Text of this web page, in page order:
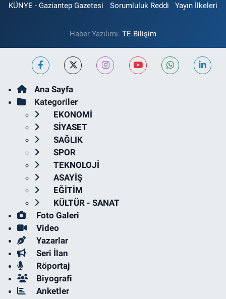
KÜNYE - Gaziantep Gazetesi
Sorumluluk Reddi Yayın İlkeleri
Haber Yazılımı: TE Bilişim
Ana Sayfa
Kategoriler
EKONOMİ
SİYASET
SAĞLIK
SPOR
TEKNOLOJİ
ASAYİŞ
EĞİTİM
KÜLTÜR - SANAT
Foto Galeri
Video
Yazarlar
Seri İlan
Röportaj
Biyografi
Anketler